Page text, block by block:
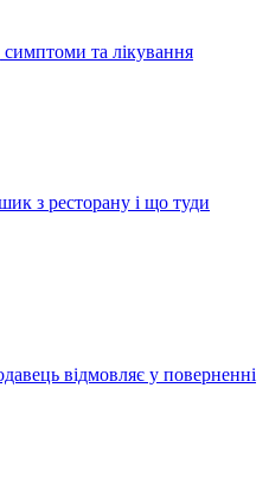
та лікування
з ресторану і що туди
відмовляє у поверненні